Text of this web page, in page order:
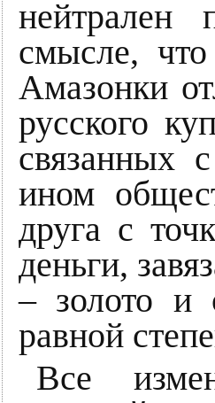
смысле,
Амазонки
русского
связанных
ином
друга с
деньги,
– золото и
равной
Все